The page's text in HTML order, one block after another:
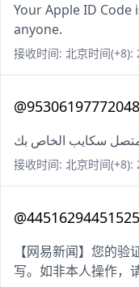
Your Apple ID
anyone.
接收时间: 北京时间
接收时间: 北京时间
【网易新闻】您的
写。如非本人操作，